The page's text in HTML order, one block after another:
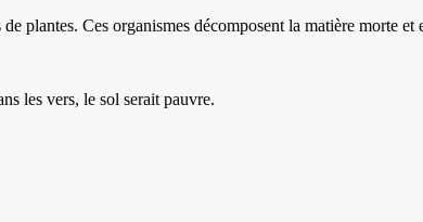
plantes. Ces organismes décomposent la matière morte et
les vers, le sol serait pauvre.